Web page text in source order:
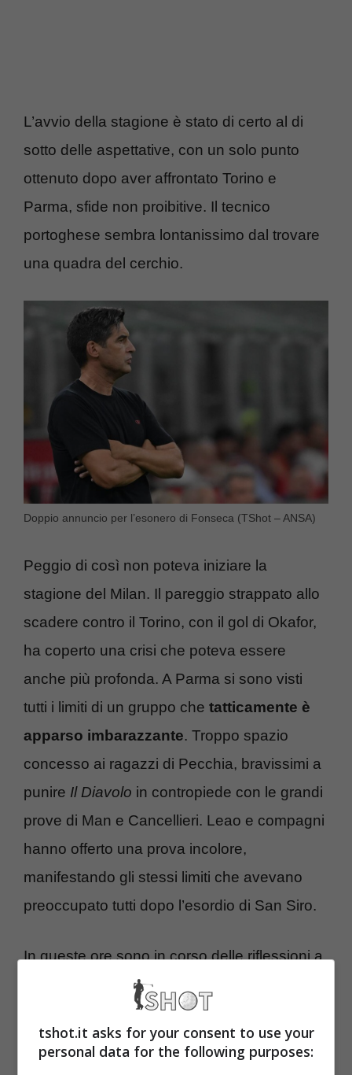
L’avvio della stagione è stato di certo al di
sotto delle aspettative, con un solo punto
ottenuto dopo aver affrontato Torino e
Parma, sfide non proibitive. Il tecnico
portoghese sembra lontanissimo dal trovare
una quadra del cerchio.
Doppio annuncio per l’esonero di Fonseca (TShot – ANSA)
Peggio di così non poteva iniziare la
stagione del Milan. Il pareggio strappato allo
scadere contro il Torino, con il gol di Okafor,
ha coperto una crisi che poteva essere
anche più profonda. A Parma si sono visti
tutti i limiti di un gruppo che tatticamente è
apparso imbarazzante. Troppo spazio
concesso ai ragazzi di Pecchia, bravissimi a
punire Il Diavolo in contropiede con le grandi
prove di Man e Cancellieri. Leao e compagni
hanno offerto una prova incolore,
manifestando gli stessi limiti che avevano
preoccupato tutti dopo l’esordio di San Siro.
In queste ore sono in corso delle riflessioni a
Milanello. Ovviamente non si parla ancora di
esonero, ma di certo Fonseca dovrà invertire
la rotta e anche velocemente. Nel prossimo
tshot.it asks for your consent to use your
personal data for the following purposes: